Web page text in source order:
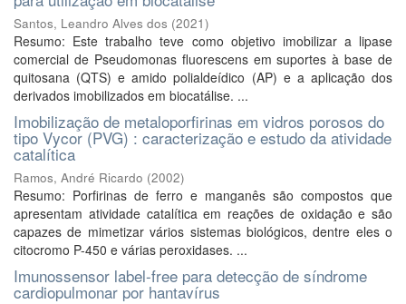
Santos, Leandro Alves dos (2021)
Resumo: Este trabalho teve como objetivo imobilizar a lipase
comercial de Pseudomonas fluorescens em suportes à base de
quitosana (QTS) e amido polialdeídico (AP) e a aplicação dos
derivados imobilizados em biocatálise. ...
Imobilização de metaloporfirinas em vidros porosos do
tipo Vycor (PVG) : caracterização e estudo da atividade
catalítica
Ramos, André Ricardo (2002)
Resumo: Porfirinas de ferro e manganês são compostos que
apresentam atividade catalítica em reações de oxidação e são
capazes de mimetizar vários sistemas biológicos, dentre eles o
citocromo P-450 e várias peroxidases. ...
Imunossensor label-free para detecção de síndrome
cardiopulmonar por hantavírus